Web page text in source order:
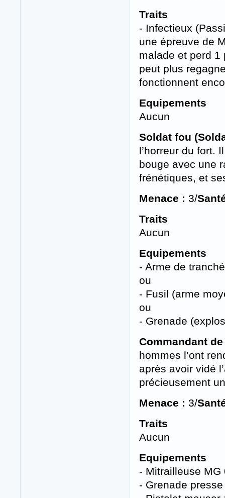
Traits
- Infectieux
une épreuve de
malade et perd 1
peut plus
fonctionnent
Equipements
Aucun
Soldat fou
l’horreur du fort.
bouge avec une
frénétiques, et
Menace : 3/
Traits
Aucun
Equipements
- Arme de
ou
- Fusil (arme
ou
- Grenade
Commandant
hommes l’ont
après avoir vidé
précieusement
Menace : 3/
Traits
Aucun
Equipements
- Mitrailleuse
- Grenade